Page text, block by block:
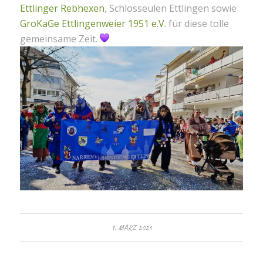
Ettlinger Rebhexen, Schlosseulen Ettlingen sowie
GroKaGe Ettlingenweier 1951 e.V. für diese tolle
gemeinsame Zeit.
9. MÄRZ 2025